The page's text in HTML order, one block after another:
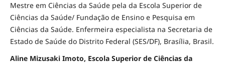
Mestre em Ciências da Saúde pela da Escola Superior de
Ciências da Saúde/ Fundação de Ensino e Pesquisa em
Ciências da Saúde. Enfermeira especialista na Secretaria de
Estado de Saúde do Distrito Federal (SES/DF), Brasília, Brasil.
Aline Mizusaki Imoto, Escola Superior de Ciências da